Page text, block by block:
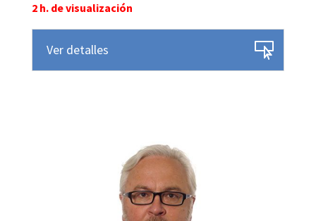
2 h. de visualización
Ver detalles